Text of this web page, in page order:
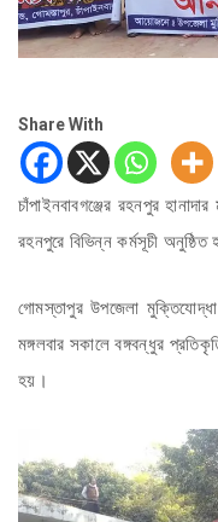
Share With
চাঁপাইনবাবগঞ্জের রহনপুর
রহনপুরে বিভিন্ন কর্মসূচী অনুষ্ঠিত
গোমস্তাপুর উপজেলা
মঙ্গলবার সকালে বঙ্গবন্ধুর
হয়।